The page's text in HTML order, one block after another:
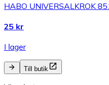
HABO UNIVERSALKROK
25 kr
I lager
Till butik